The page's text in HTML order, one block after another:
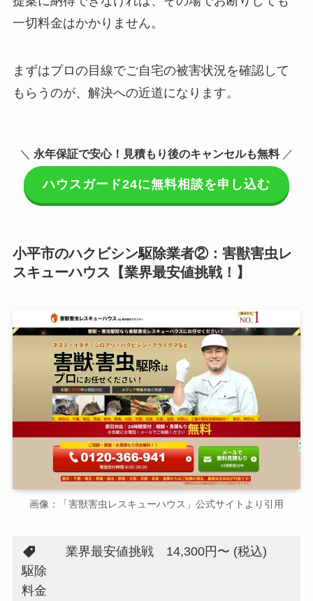
一切料金はかかりません。
まずはプロの目線でご自宅の被害状況を確認して
もらうのが、解決への近道になります。
＼ 永年保証で安心！見積もり後のキャンセルも無料／
ハウスガード24に無料相談を申し込む
小平市のハクビシン駆除業者②：害獣害虫レ
スキューハウス【業界最安値挑戦！】
画像：「害獣害虫レスキューハウス」公式サイトより引用
駆除
料金
業界最安値挑戦 14,300円〜 (税込)